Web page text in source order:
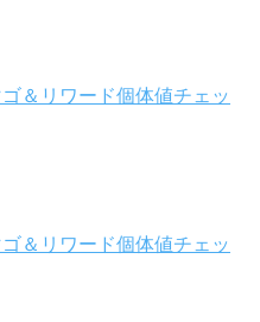
＆リワード個体値チェッ
＆リワード個体値チェッ